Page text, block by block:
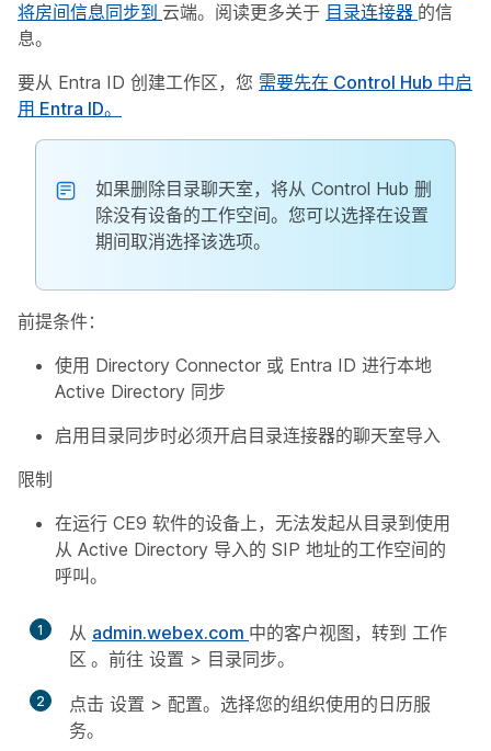
将房间信息同步到 云端。阅读更多关于 目录连接器 的信
息。
要从 Entra ID 创建工作区，您 需要先在 Control Hub 中启
用 Entra ID。
如果删除目录聊天室，将从 Control Hub 删
除没有设备的工作空间。您可以选择在设置
期间取消选择该选项。
前提条件：
使用 Directory Connector 或 Entra ID 进行本地
Active Directory 同步
启用目录同步时必须开启目录连接器的聊天室导入
限制
在运行 CE9 软件的设备上，无法发起从目录到使用
从 Active Directory 导入的 SIP 地址的工作空间的
呼叫。
1 从 admin.webex.com 中的客户视图，转到 工作
区 。前往 设置 > 目录同步。
2 点击 设置 > 配置。选择您的组织使用的日历服
务。